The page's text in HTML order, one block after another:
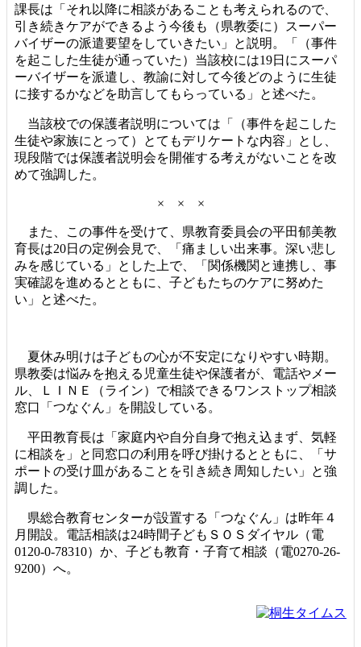
課長は「それ以降に相談があることも考えられるので、
引き続きケアができるよう今後も（県教委に）スーパー
バイザーの派遣要望をしていきたい」と説明。「（事件
を起こした生徒が通っていた）当該校には19日にスーパ
ーバイザーを派遣し、教諭に対して今後どのように生徒
に接するかなどを助言してもらっている」と述べた。
当該校での保護者説明については「（事件を起こした
生徒や家族にとって）とてもデリケートな内容」とし、
現段階では保護者説明会を開催する考えがないことを改
めて強調した。
× × ×
また、この事件を受けて、県教育委員会の平田郁美教
育長は20日の定例会見で、「痛ましい出来事。深い悲し
みを感じている」とした上で、「関係機関と連携し、事
実確認を進めるとともに、子どもたちのケアに努めた
い」と述べた。
夏休み明けは子どもの心が不安定になりやすい時期。
県教委は悩みを抱える児童生徒や保護者が、電話やメー
ル、ＬＩＮＥ（ライン）で相談できるワンストップ相談
窓口「つなぐん」を開設している。
平田教育長は「家庭内や自分自身で抱え込まず、気軽
に相談を」と同窓口の利用を呼び掛けるとともに、「サ
ポートの受け皿があることを引き続き周知したい」と強
調した。
県総合教育センターが設置する「つなぐん」は昨年４
月開設。電話相談は24時間子どもＳＯＳダイヤル（電
0120-0-78310）か、子ども教育・子育て相談（電0270-26-
9200）へ。